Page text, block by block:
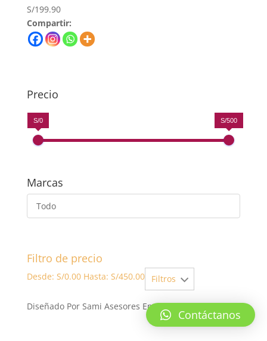
S/199.90
Compartir:
Precio
S/0 S/500
Marcas
Todo
Filtro de precio
Desde: S/0.00Hasta: S/450.00 Filtros
Diseñado Por Sami Asesores Empresariales SAC
Contáctanos